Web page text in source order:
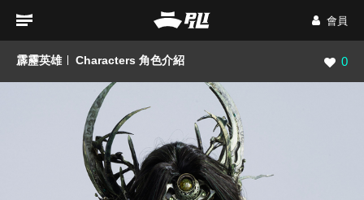
會員
霹靂英雄 Characters 角色介紹 瀏覽
0